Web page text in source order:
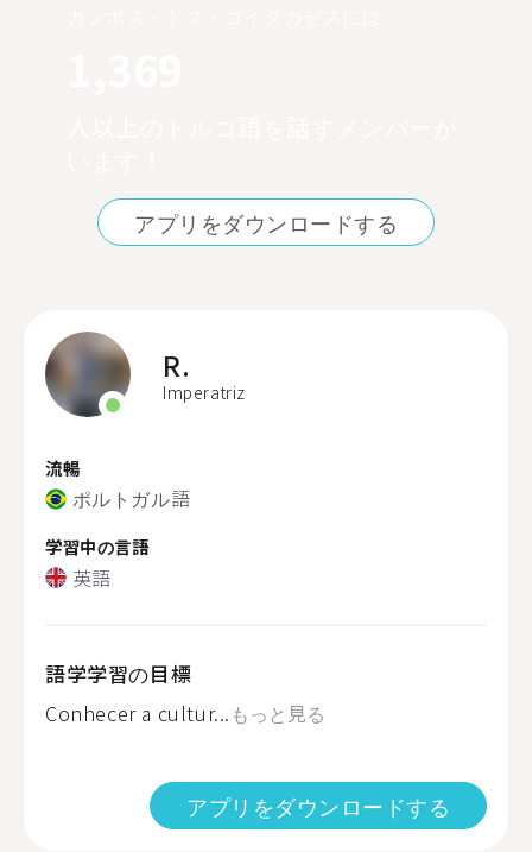
アプリをダウンロードする
R.
Imperatriz
流暢
ポルトガル語
学習中の言語
英語
語学学習の目標
Conhecer a cultur... もっと見る
アプリをダウンロードする